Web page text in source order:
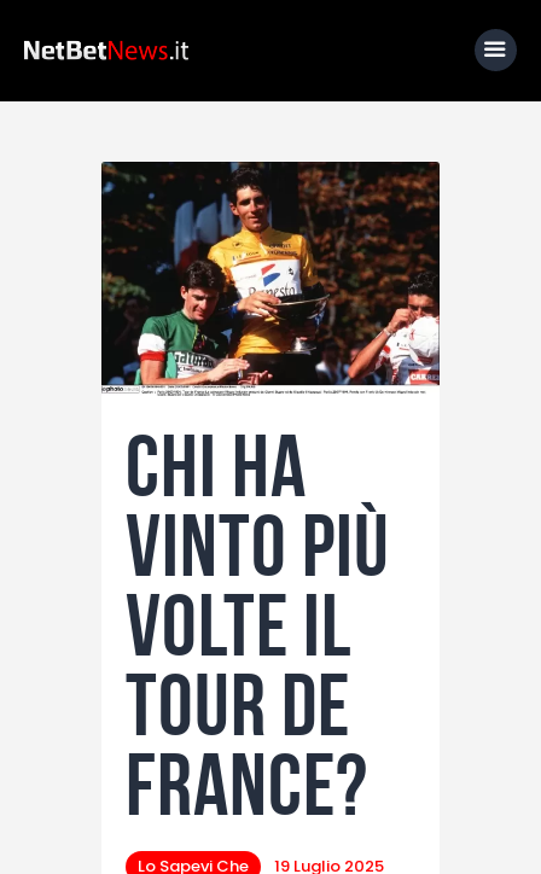
Home
News
Calcio
Basket
Tennis
Lo Sapevi Che
Fantacalcio
I consigli di Giulia
Serie A
Chi ha
vinto più
volte il
Tour de
France?
Lo Sapevi Che 19 Luglio 2025